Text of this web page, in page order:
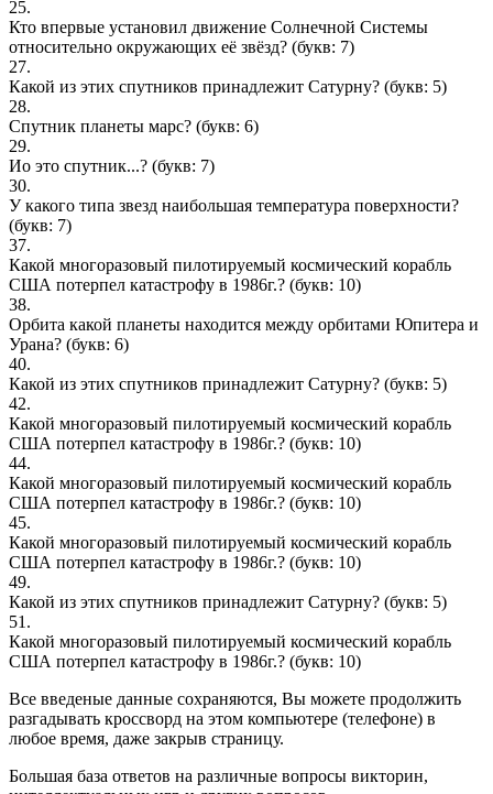
25.
Кто впервые установил движение Солнечной Системы
относительно окружающих её звёзд? (букв: 7)
27.
Какой из этих спутников принадлежит Сатурну? (букв: 5)
28.
Спутник планеты марс? (букв: 6)
29.
Ио это спутник...? (букв: 7)
30.
У какого типа звезд наибольшая температура поверхности?
(букв: 7)
37.
Какой многоразовый пилотируемый космический корабль
США потерпел катастрофу в 1986г.? (букв: 10)
38.
Орбита какой планеты находится между орбитами Юпитера и
Урана? (букв: 6)
40.
Какой из этих спутников принадлежит Сатурну? (букв: 5)
42.
Какой многоразовый пилотируемый космический корабль
США потерпел катастрофу в 1986г.? (букв: 10)
44.
Какой многоразовый пилотируемый космический корабль
США потерпел катастрофу в 1986г.? (букв: 10)
45.
Какой многоразовый пилотируемый космический корабль
США потерпел катастрофу в 1986г.? (букв: 10)
49.
Какой из этих спутников принадлежит Сатурну? (букв: 5)
51.
Какой многоразовый пилотируемый космический корабль
США потерпел катастрофу в 1986г.? (букв: 10)
Все введеные данные сохраняются, Вы можете продолжить
разгадывать кроссворд на этом компьютере (телефоне) в
любое время, даже закрыв страницу.
Большая база ответов на различные вопросы викторин,